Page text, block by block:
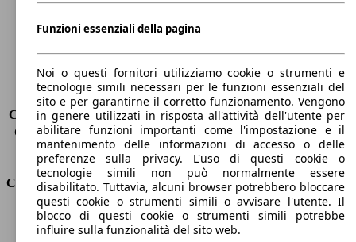
Peso massimo
3150 kg
Sedili
5
Carico sul tetto
-
Capacità di traino (senza freni) -
Capacità di traino (con freni)
3500 kg
Volume del bagagliaio
667 - 1941 l
Consumi
Emissioni di CO2*
252 g/km (komb.)
Consumo (urbano)
10.9 l/100km
Funzioni essenziali della pagina
Noi o questi fornitori utilizziamo cookie o strumenti e
tecnologie simili necessari per le funzioni essenziali del
sito e per garantirne il corretto funzionamento. Vengono
in genere utilizzati in risposta all'attività dell'utente per
abilitare funzioni importanti come l'impostazione e il
mantenimento delle informazioni di accesso o delle
preferenze sulla privacy. L'uso di questi cookie o
tecnologie simili non può normalmente essere
disabilitato. Tuttavia, alcuni browser potrebbero bloccare
questi cookie o strumenti simili o avvisare l'utente. Il
blocco di questi cookie o strumenti simili potrebbe
influire sulla funzionalità del sito web.